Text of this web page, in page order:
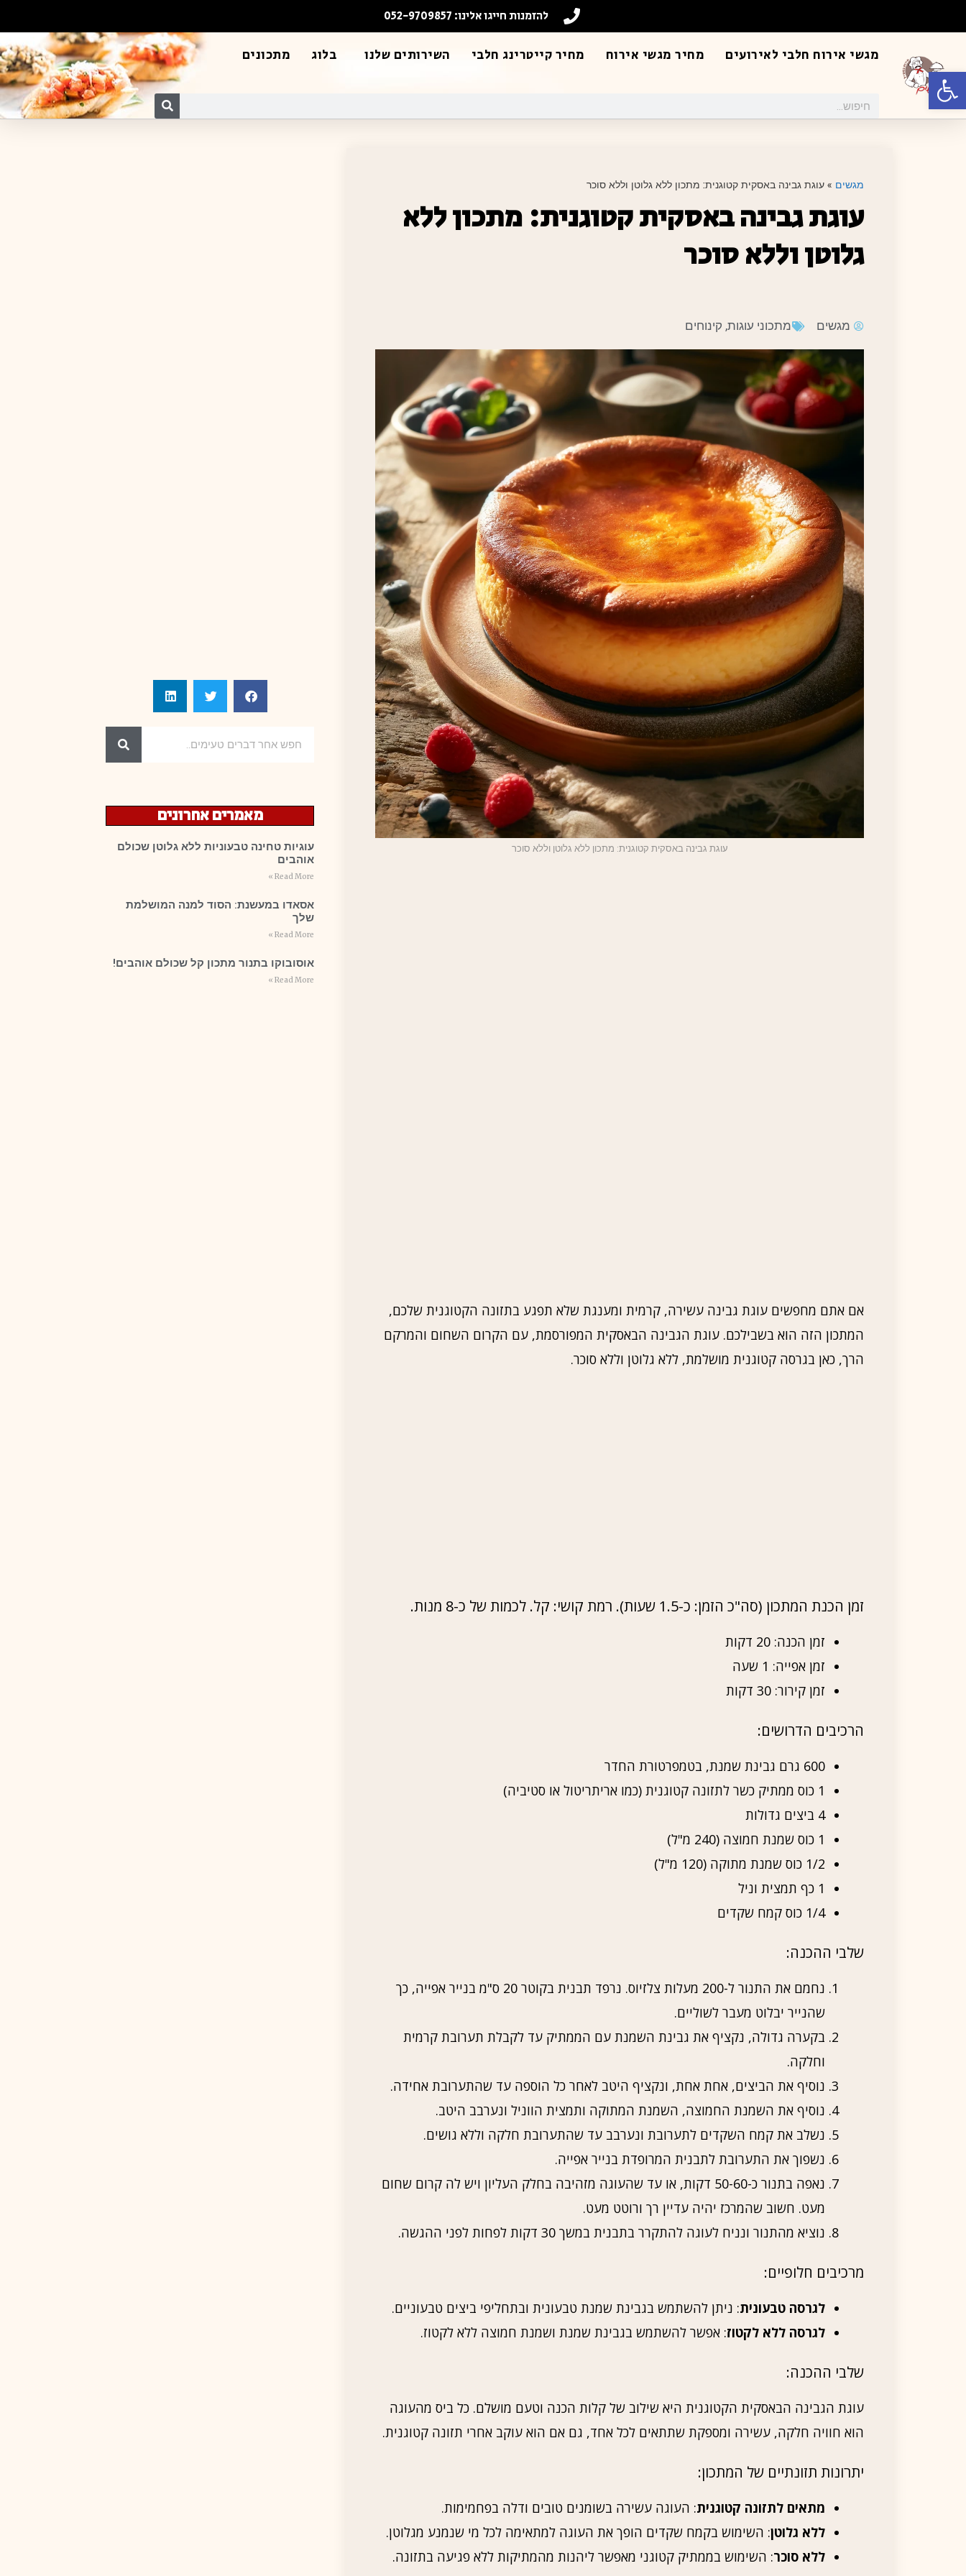
פתח סרגל נגישות
להזמנות חייגו אלינו: 052-9709857
מגשי אירוח חלבי לאירועים מחיר מגשי אירוח מחיר קייטרינג חלבי השירותים שלנו בלוג מתכונים
מגשים » עוגת גבינה באסקית קטוגנית: מתכון ללא גלוטן וללא סוכר
עוגת גבינה באסקית קטוגנית: מתכון ללא
גלוטן וללא סוכר
מגשים מתכוני עוגות, קינוחים
עוגת גבינה באסקית קטוגנית: מתכון ללא גלוטן וללא סוכר
אם אתם מחפשים עוגת גבינה עשירה, קרמית ומענגת שלא תפגע בתזונה הקטוגנית שלכם,
המתכון הזה הוא בשבילכם. עוגת הגבינה הבאסקית המפורסמת, עם הקרום השחום והמרקם
הרך, כאן בגרסה קטוגנית מושלמת, ללא גלוטן וללא סוכר.
זמן הכנת המתכון (סה"כ הזמן: כ-1.5 שעות). רמת קושי: קל. לכמות של כ-8 מנות.
זמן הכנה: 20 דקות
זמן אפייה: 1 שעה
זמן קירור: 30 דקות
הרכיבים הדרושים:
600 גרם גבינת שמנת, בטמפרטורת החדר
1 כוס ממתיק כשר לתזונה קטוגנית (כמו אריתריטול או סטיביה)
4 ביצים גדולות
1 כוס שמנת חמוצה (240 מ"ל)
1/2 כוס שמנת מתוקה (120 מ"ל)
1 כף תמצית וניל
1/4 כוס קמח שקדים
שלבי ההכנה:
נחמם את התנור ל-200 מעלות צלזיוס. נרפד תבנית בקוטר 20 ס"מ בנייר אפייה, כך
שהנייר יבלוט מעבר לשוליים.
בקערה גדולה, נקציף את גבינת השמנת עם הממתיק עד לקבלת תערובת קרמית
וחלקה.
נוסיף את הביצים, אחת אחת, ונקציף היטב לאחר כל הוספה עד שהתערובת אחידה.
נוסיף את השמנת החמוצה, השמנת המתוקה ותמצית הווניל ונערבב היטב.
נשלב את קמח השקדים לתערובת ונערבב עד שהתערובת חלקה וללא גושים.
נשפוך את התערובת לתבנית המרופדת בנייר אפייה.
נאפה בתנור כ-50-60 דקות, או עד שהעוגה מזהיבה בחלק העליון ויש לה קרום שחום
מעט. חשוב שהמרכז יהיה עדיין רך ורוטט מעט.
נוציא מהתנור ונניח לעוגה להתקרר בתבנית במשך 30 דקות לפחות לפני ההגשה.
מרכיבים חלופיים:
לגרסה טבעונית: ניתן להשתמש בגבינת שמנת טבעונית ובתחליפי ביצים טבעוניים.
לגרסה ללא לקטוז: אפשר להשתמש בגבינת שמנת ושמנת חמוצה ללא לקטוז.
שלבי ההכנה:
עוגת הגבינה הבאסקית הקטוגנית היא שילוב של קלות הכנה וטעם מושלם. כל ביס מהעוגה
הוא חוויה חלקה, עשירה ומספקת שתתאים לכל אחד, גם אם הוא עוקב אחרי תזונה קטוגנית.
יתרונות תזונתיים של המתכון:
מתאים לתזונה קטוגנית: העוגה עשירה בשומנים טובים ודלה בפחמימות.
ללא גלוטן: השימוש בקמח שקדים הופך את העוגה למתאימה לכל מי שנמנע מגלוטן.
ללא סוכר: השימוש בממתיק קטוגני מאפשר ליהנות מהמתיקות ללא פגיעה בתזונה.
מאמרים אחרונים
עוגיות טחינה טבעוניות ללא גלוטן שכולם
אוהבים
Read More »
אסאדו במעשנת: הסוד למנה המושלמת
שלך
Read More »
אוסובוקו בתנור מתכון קל שכולם אוהבים!
Read More »